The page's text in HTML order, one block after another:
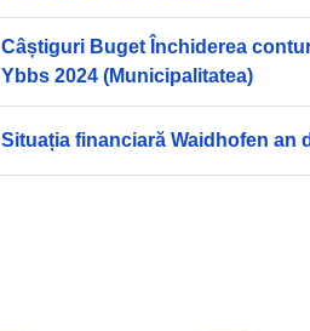
Câștiguri Buget Închiderea
Ybbs 2024 (Municipalitatea)
Situația financiară Waidhofen an